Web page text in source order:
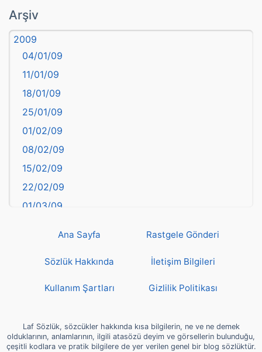
Aydın
Balıkesir
Bartın
başkentler
Batman
Bayburt
Bilecik
Bingöl
Bitlis
Bolu
Burdur
Çankırı
Çorum
deyim
Diyarbakır
Arşiv
2009
04/01/09
11/01/09
18/01/09
25/01/09
01/02/09
08/02/09
15/02/09
22/02/09
01/03/09
22/03/09
19/04/09
Ana Sayfa Rastgele Gönderi
Sözlük Hakkında İletişim Bilgileri
Kullanım Şartları Gizlilik Politikası
Laf Sözlük, sözcükler hakkında kısa bilgilerin, ne ve ne demek
olduklarının, anlamlarının, ilgili atasözü deyim ve görsellerin bulunduğu,
çeşitli kodlara ve pratik bilgilere de yer verilen genel bir blog sözlüktür.